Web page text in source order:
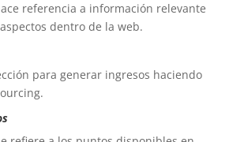
referencia a información relevante
dentro de la web.
para generar ingresos haciendo